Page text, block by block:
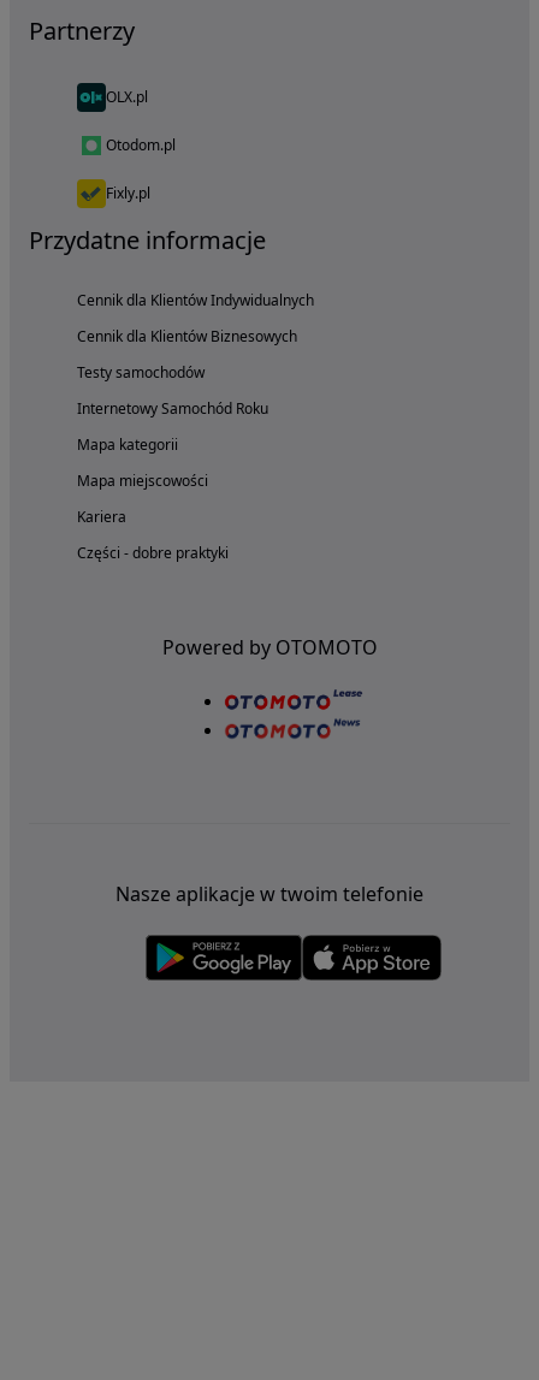
Partnerzy
OLX.pl
Otodom.pl
Fixly.pl
Przydatne informacje
Cennik dla Klientów Indywidualnych
Cennik dla Klientów Biznesowych
Testy samochodów
Internetowy Samochód Roku
Mapa kategorii
Mapa miejscowości
Kariera
Części - dobre praktyki
Powered by OTOMOTO
Nasze aplikacje w twoim telefonie